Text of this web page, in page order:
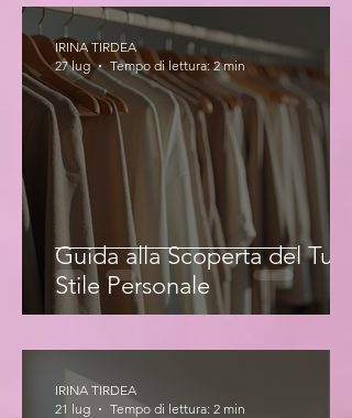
Guida alla Scoperta del Tuo
Stile Personale
IRINA TIRDEA
27 lug
Tempo di lettura: 2 min
IRINA TIRDEA
21 lug
Tempo di lettura: 2 min